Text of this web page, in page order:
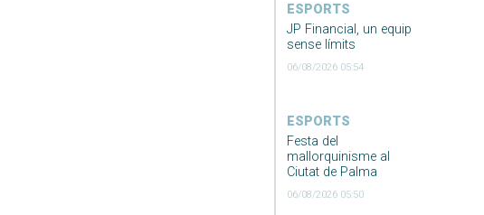
ESPORTS
JP Financial, un equip
sense límits
06/08/2026 05:54
ESPORTS
Festa del
mallorquinisme al
Ciutat de Palma
06/08/2026 05:50